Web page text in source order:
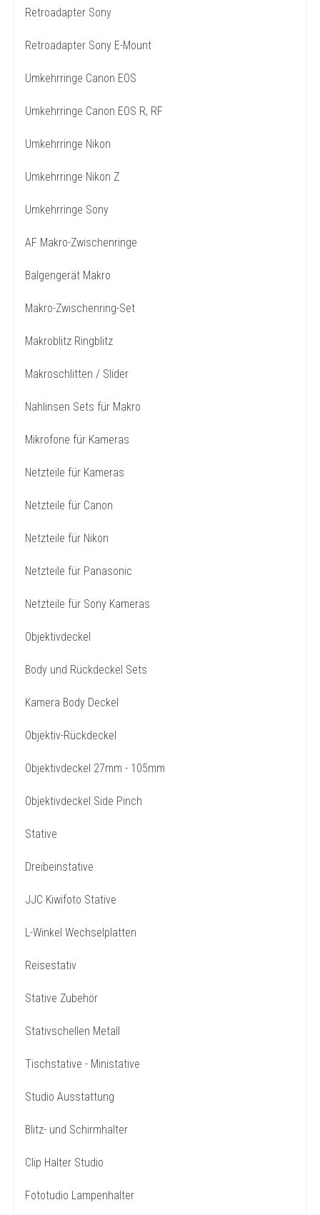
Retroadapter Sony
Retroadapter Sony E-Mount
Umkehrringe Canon EOS
Umkehrringe Canon EOS R, RF
Umkehrringe Nikon
Umkehrringe Nikon Z
Umkehrringe Sony
AF Makro-Zwischenringe
Balgengerät Makro
Makro-Zwischenring-Set
Makroblitz Ringblitz
Makroschlitten / Slider
Nahlinsen Sets für Makro
Mikrofone für Kameras
Netzteile für Kameras
Netzteile für Canon
Netzteile für Nikon
Netzteile für Panasonic
Netzteile für Sony Kameras
Objektivdeckel
Body und Rückdeckel Sets
Kamera Body Deckel
Objektiv-Rückdeckel
Objektivdeckel 27mm - 105mm
Objektivdeckel Side Pinch
Stative
Dreibeinstative
JJC Kiwifoto Stative
L-Winkel Wechselplatten
Reisestativ
Stative Zubehör
Stativschellen Metall
Tischstative - Ministative
Studio Ausstattung
Blitz- und Schirmhalter
Clip Halter Studio
Fototudio Lampenhalter